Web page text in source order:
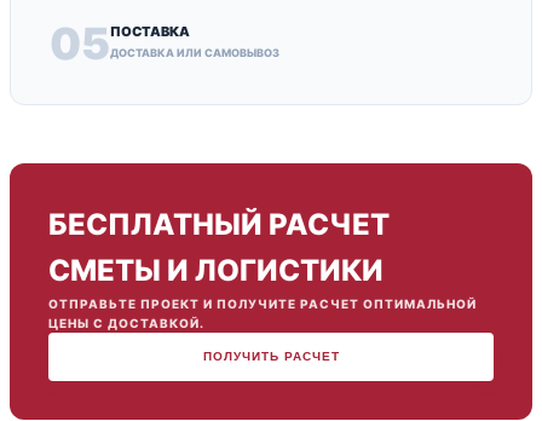
05ПОСТАВКА
ДОСТАВКА ИЛИ САМОВЫВОЗ
БЕСПЛАТНЫЙ РАСЧЕТ
СМЕТЫ И ЛОГИСТИКИ
ОТПРАВЬТЕ ПРОЕКТ И ПОЛУЧИТЕ РАСЧЕТ ОПТИМАЛЬНОЙ
ЦЕНЫ С ДОСТАВКОЙ.
ПОЛУЧИТЬ РАСЧЕТ